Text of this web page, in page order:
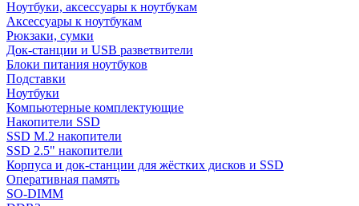
Ноутбуки, аксессуары к ноутбукам
Аксессуары к ноутбукам
Рюкзаки, сумки
Док-станции и USB разветвители
Блоки питания ноутбуков
Подставки
Ноутбуки
Компьютерные комплектующие
Накопители SSD
SSD M.2 накопители
SSD 2.5" накопители
Корпуса и док-станции для жёстких дисков и SSD
Оперативная память
SO-DIMM